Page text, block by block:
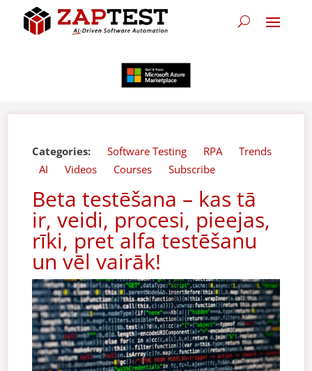
Categories: Software Testing RPA
Trends
AI
Videos Courses Subscribe
Beta testēšana – kas tā
ir, veidi, procesi, pieejas,
rīki, pret alfa testēšanu
un vēl vairāk!